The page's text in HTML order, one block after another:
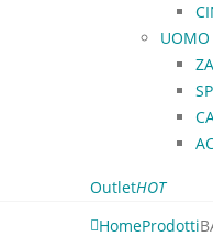
UOMO
OutletHOT
HomeProdotti